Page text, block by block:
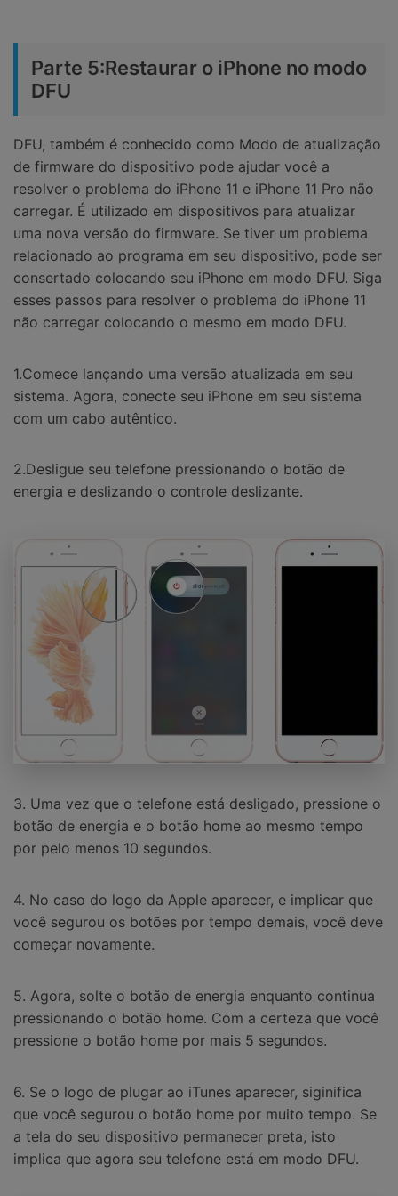
Parte 5:Restaurar o iPhone no modo
DFU
DFU, também é conhecido como Modo de atualização
de firmware do dispositivo pode ajudar você a
resolver o problema do iPhone 11 e iPhone 11 Pro não
carregar. É utilizado em dispositivos para atualizar
uma nova versão do firmware. Se tiver um problema
relacionado ao programa em seu dispositivo, pode ser
consertado colocando seu iPhone em modo DFU. Siga
esses passos para resolver o problema do iPhone 11
não carregar colocando o mesmo em modo DFU.
1.Comece lançando uma versão atualizada em seu
sistema. Agora, conecte seu iPhone em seu sistema
com um cabo autêntico.
2.Desligue seu telefone pressionando o botão de
energia e deslizando o controle deslizante.
3. Uma vez que o telefone está desligado, pressione o
botão de energia e o botão home ao mesmo tempo
por pelo menos 10 segundos.
4. No caso do logo da Apple aparecer, e implicar que
você segurou os botões por tempo demais, você deve
começar novamente.
5. Agora, solte o botão de energia enquanto continua
pressionando o botão home. Com a certeza que você
pressione o botão home por mais 5 segundos.
6. Se o logo de plugar ao iTunes aparecer, siginifica
que você segurou o botão home por muito tempo. Se
a tela do seu dispositivo permanecer preta, isto
implica que agora seu telefone está em modo DFU.